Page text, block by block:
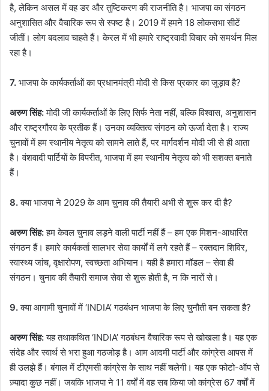
है, लेकिन असल में वह डर और तुष्टिकरण की राजनीति है। भाजपा का संगठन
अनुशासित और वैचारिक रूप से स्पष्ट है। 2019 में हमने 18 लोकसभा सीटें
जीतीं। लोग बदलाव चाहते हैं। केरल में भी हमारे राष्ट्रवादी विचार को समर्थन मिल
रहा है।
7. भाजपा के कार्यकर्ताओं का प्रधानमंत्री मोदी से किस प्रकार का जुड़ाव है?
अरुण सिंह:मोदी जी कार्यकर्ताओं के लिए सिर्फ नेता नहीं, बल्कि विश्वास, अनुशासन
और राष्ट्रगौरव के प्रतीक हैं। उनका व्यक्तित्व संगठन को ऊर्जा देता है। राज्य
चुनावों में हम स्थानीय नेतृत्व को सामने लाते हैं, पर मार्गदर्शन मोदी जी से ही आता
है। वंशवादी पार्टियों के विपरीत, भाजपा में हम स्थानीय नेतृत्व को भी सशक्त बनाते
हैं।
8.क्या भाजपा ने 2029 के आम चुनाव की तैयारी अभी से शुरू कर दी है?
अरुण सिंह:हम केवल चुनाव लड़ने वाली पार्टी नहीं हैं – हम एक मिशन-आधारित
संगठन हैं। हमारे कार्यकर्ता सालभर सेवा कार्यों में लगे रहते हैं – रक्तदान शिविर,
स्वास्थ्य जांच, वृक्षारोपण, स्वच्छता अभियान। यही है हमारा मॉडल – सेवा ही
संगठन। चुनाव की तैयारी समाज सेवा से शुरू होती है, न कि नारों से।
9.क्या आगामी चुनावों में ‘INDIA’ गठबंधन भाजपा के लिए चुनौती बन सकता है?
अरुण सिंह:यह तथाकथित ‘INDIA’ गठबंधन वैचारिक रूप से खोखला है। यह एक
संदेह और स्वार्थ से भरा हुआ गठजोड़ है। आम आदमी पार्टी और कांग्रेस आपस में
ही उलझे हैं। बंगाल में टीएमसी कांग्रेस के साथ नहीं चलेगी। यह एक फोटो-ऑप से
ज़्यादा कुछ नहीं। जबकि भाजपा ने 11 वर्षों में वह सब किया जो कांग्रेस 67 वर्षों में